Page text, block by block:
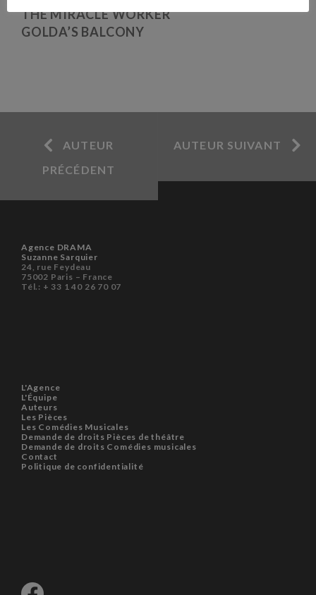
THE MIRACLE WORKER
GOLDA’S BALCONY
AUTEUR
PRÉCÉDENT
AUTEUR SUIVANT
Agence DRAMA
Suzanne Sarquier
24, rue Feydeau
75002 Paris – France
Tél.: + 33 1 40 26 70 07
L'Agence
L'Équipe
Auteurs
Les Pièces
Les Comédies Musicales
Demande de droits Pièces de théâtre
Demande de droits Comédies musicales
Contact
Politique de confidentialité